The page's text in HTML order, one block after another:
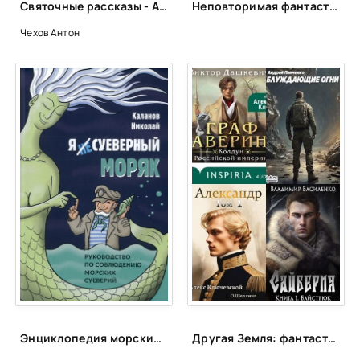
Святочные рассказы - Антон Чехов
Чехов Антон
Неповторимая фантастика Anne Dar в аудио
Энциклопедия морских суеверий. Часть 3 - Николай Каланов Другая Земля: фантастика с альтернативной историей